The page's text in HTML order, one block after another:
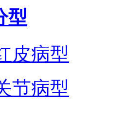
型
皮病型
节病型